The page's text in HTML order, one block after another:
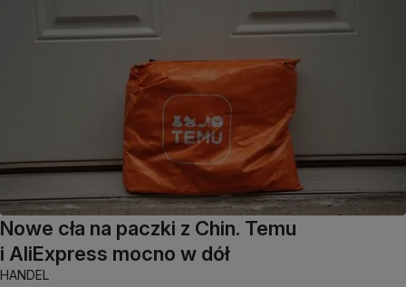
Nowe cła na paczki z Chin. Temu
i AliExpress mocno w dół
HANDEL